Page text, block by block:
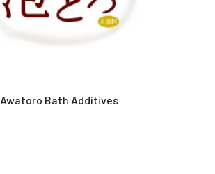
Awatoro Bath Additives